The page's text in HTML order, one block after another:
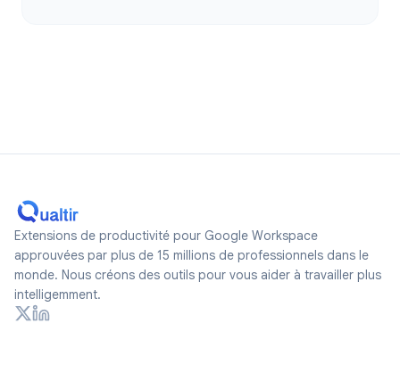
Extensions de productivité pour Google Workspace
approuvées par plus de 15 millions de professionnels dans le
monde. Nous créons des outils pour vous aider à travailler plus
intelligemment.